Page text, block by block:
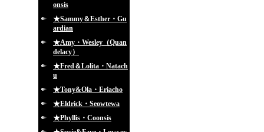
onsis
★Sammy＆Esther・Gu
ardian
★Amy・Wesley（Quan
delacy）
★Fred＆Lolita・Natach
u
★Tony&Ola・Eriacho
★Eldrick・Seowtewa
★Phyllis・Coonsis